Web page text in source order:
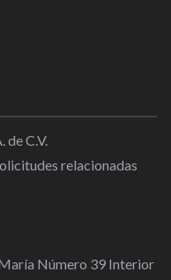
de C.V.
relacionadas
Número 39 Interior